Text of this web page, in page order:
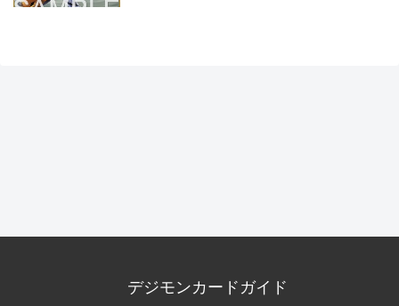
デジモンカードガイド